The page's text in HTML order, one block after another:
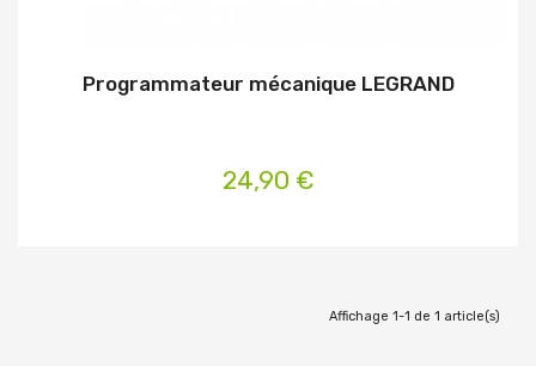
Programmateur mécanique LEGRAND
24,90 €
Affichage 1-1 de 1 article(s)